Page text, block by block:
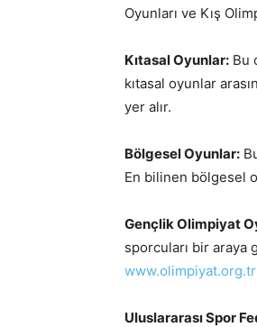
Oyunları ve Kış
Kıtasal Oyunlar: Bu
kıtasal oyunlar
yer alır.
Bölgesel Oyunlar:
En bilinen bölgesel
Gençlik Olimpiyat
sporcuları bir araya
www.olimpiyat.org.tr
Uluslararası Spor